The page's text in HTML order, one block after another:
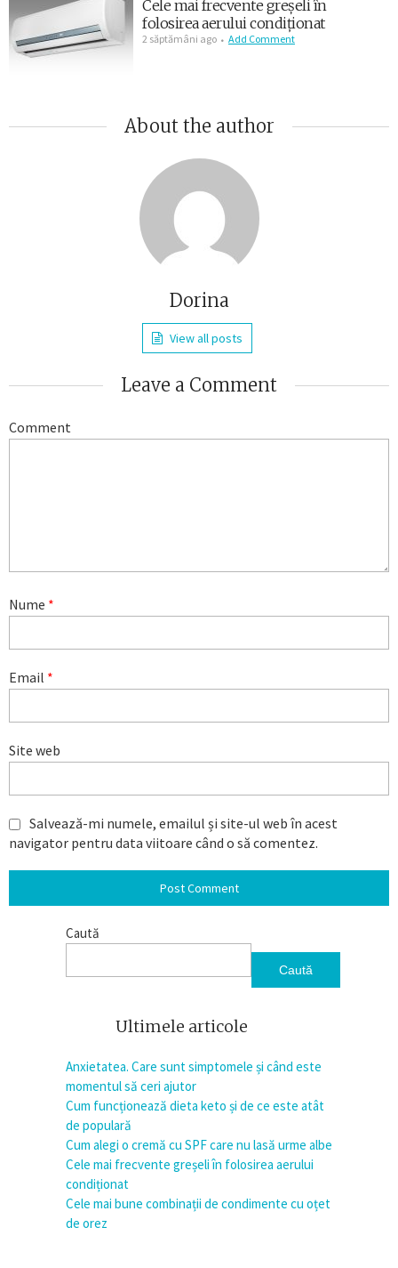
Cele mai frecvente greșeli în
folosirea aerului condiționat
2 săptămâni ago Add Comment
About the author
Dorina
View all posts
Leave a Comment
Comment
Nume *
Email *
Site web
Salvează-mi numele, emailul și site-ul web în acest
navigator pentru data viitoare când o să comentez.
Caută
Caută
Ultimele articole
Anxietatea. Care sunt simptomele și când este
momentul să ceri ajutor
Cum funcționează dieta keto și de ce este atât
de populară
Cum alegi o cremă cu SPF care nu lasă urme albe
Cele mai frecvente greșeli în folosirea aerului
condiționat
Cele mai bune combinații de condimente cu oțet
de orez